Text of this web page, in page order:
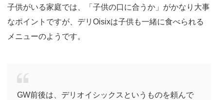
子供がいる家庭では、「子供の口に合うか」がかなり大事
なポイントですが、デリOisixは子供も一緒に食べられる
メニューのようです。
GW前後は、デリオイシックスというものを頼んで